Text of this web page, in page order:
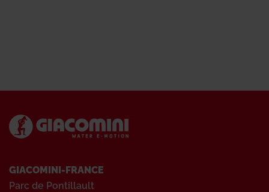
GIACOMINI-FRANCE
Parc de Pontillault